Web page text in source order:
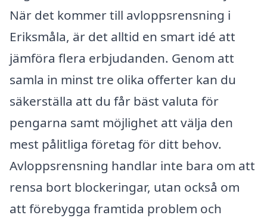
När det kommer till avloppsrensning i
Eriksmåla, är det alltid en smart idé att
jämföra flera erbjudanden. Genom att
samla in minst tre olika offerter kan du
säkerställa att du får bäst valuta för
pengarna samt möjlighet att välja den
mest pålitliga företag för ditt behov.
Avloppsrensning handlar inte bara om att
rensa bort blockeringar, utan också om
att förebygga framtida problem och